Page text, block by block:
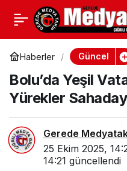
Haberler Güncel
Bolu’da Yeşil
Yürekler
Gerede
25 Ekim 2025,
14:21 güncellendi
Gerede
Tabakhanesinde Yılan
Paniği